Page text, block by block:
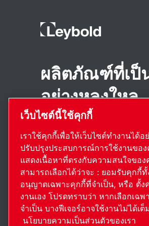
ผลิตภัณฑ์ที่เป็
อย่างหลงใหล
ค้นพบวิธีที่ Atlas Copco
เว็บไซต์นี้ใช้คุกกี้
เราใช้คุกกี้เพื่อให้เว็บไซต์ทำงานได้อ
ปรับปรุงประสบการณ์การใช้งานขอ
แสดงเนื้อหาที่ตรงกับความสนใจข
สามารถเลือกได้ว่าจะ : ยอมรับคุกกี้
อนุญาตเฉพาะคุกกี้ที่จำเป็น, หรือ ตั้ง
งานเอง โปรดทราบว่า หากเลือกเฉ
จำเป็น บางฟีเจอร์อาจใช้งานไม่ได้เต็
นโยบายความเป็นส่วนตัวของเรา